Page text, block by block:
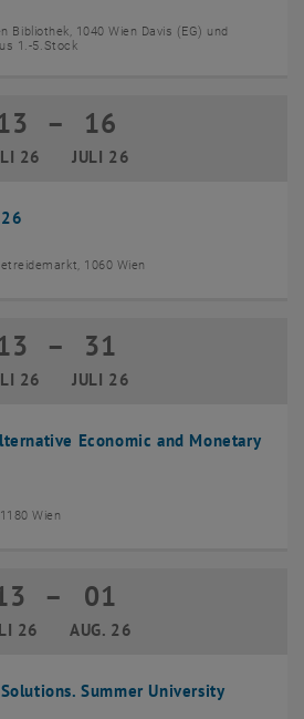
Bibliothek, 1040 Wien Davis (EG) und
1.-5.Stock
26
13 Juli 2026 bis 16 Juli 2026
– 16
JULI 26
1060 Wien
Economic and Monetary
26
13 Juli 2026 bis 31 Juli 2026
– 31
JULI 26
Wien
Summer University
26
13 Juli 2026 bis 01 August 2026
– 01
AUG. 26